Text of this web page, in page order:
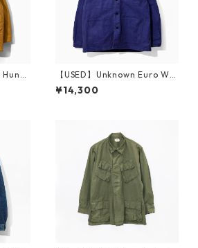
Hunti
【USED】Unknown Euro Wor
k Jacket
¥14,300